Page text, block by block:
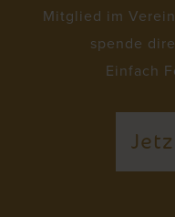
Mitglied im
spende
Einfach